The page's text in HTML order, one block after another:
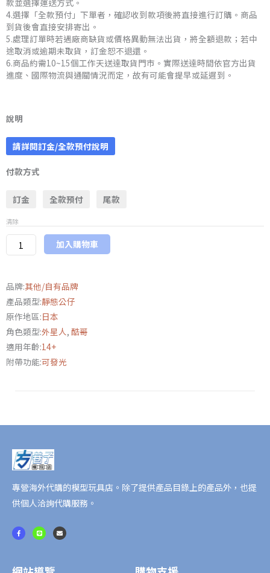
4.選擇「全款預付」下單者，確認收到款項後將直接進行訂購。商品
到貨後會直接安排寄出。
5.處理訂單時若遇廠商缺貨或價格異動無法出貨，將全額退款；若中
途取消或逾期未取貨，訂金恕不退還。
6.商品約需10~15個工作天送達取貨門市。實際送達時間依官方出貨
進度、國際物流與通關情況而定，故有可能會提早或延遲到。
說明
請詳閱訂金/全款預付說明
付款方式
訂金 全款預付 尾款
清除
版
×
商
限
量
款
1/6
攝
系
列
超
人
力
間
戰
Ver.
數
加入購物車
品牌:其他/自有品牌
產品類型:靜態公仔
原作地區:日本
角色類型:外星人, 酷哥
適用年齡:14+
附帶功能:可發光
專營海外代購的模型玩具店。除了提供產品目錄上的產品外，也提
供個人洽詢代購服務。
F
a
c
k
L
i
n
E
n
v